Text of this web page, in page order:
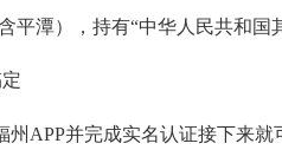
潭），持有“中华人民共和国
APP并完成实名认证接下来就